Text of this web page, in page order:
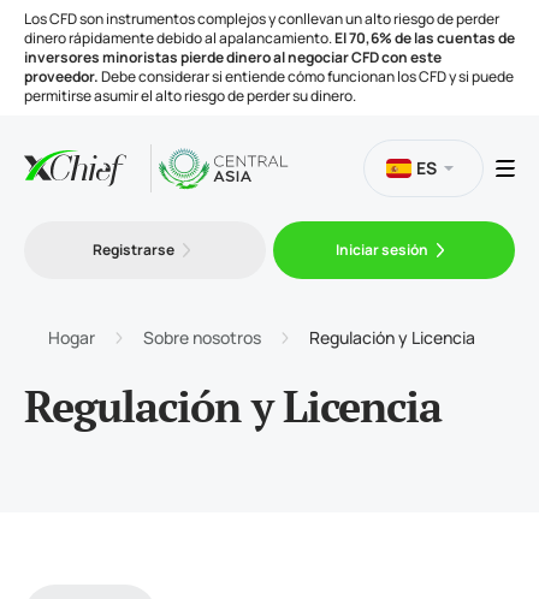
Los CFD son instrumentos complejos y conllevan un alto riesgo de perder
dinero rápidamente debido al apalancamiento.El 70,6% de las cuentas de
inversores minoristas pierde dinero al negociar CFD con este
proveedor.Debe considerar si entiende cómo funcionan los CFD y si puede
permitirse asumir el alto riesgo de perder su dinero.
Herramientas
ES
Registrarse Iniciar sesión
Hogar Sobre nosotros Regulación y Licencia
Regulación y Licencia